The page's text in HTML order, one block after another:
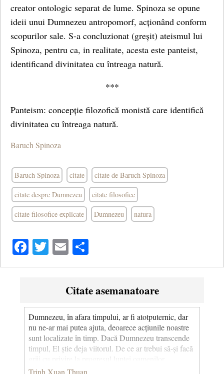
creator ontologic separat de lume. Spinoza se opune
ideii unui Dumnezeu antropomorf, acționând conform
scopurilor sale. S-a concluzionat (greșit) ateismul lui
Spinoza, pentru ca, in realitate, acesta este panteist,
identificand divinitatea cu întreaga natură.
***
Panteism: concepție filozofică monistă care identifică
divinitatea cu întreaga natură.
Baruch Spinoza
Baruch Spinoza citate citate de Baruch Spinoza
citate despre Dumnezeu citate filosofice
citate filosofice explicate Dumnezeu natura
Facebook
Twitter
Email
Citate asemanatoare
Dumnezeu, în afara timpului, ar fi atotputernic, dar
nu ne-ar mai putea ajuta, deoarece acțiunile noastre
sunt localizate în timp. Dacă Dumnezeu transcende
timpul, El știe deja viitorul. De ce ar trebui să-și facă
împotriva răului dacă știe deja totul dinainte?
Trinh Xuan Thuan